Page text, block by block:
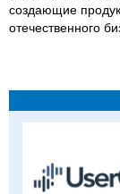
создающие
отечественного